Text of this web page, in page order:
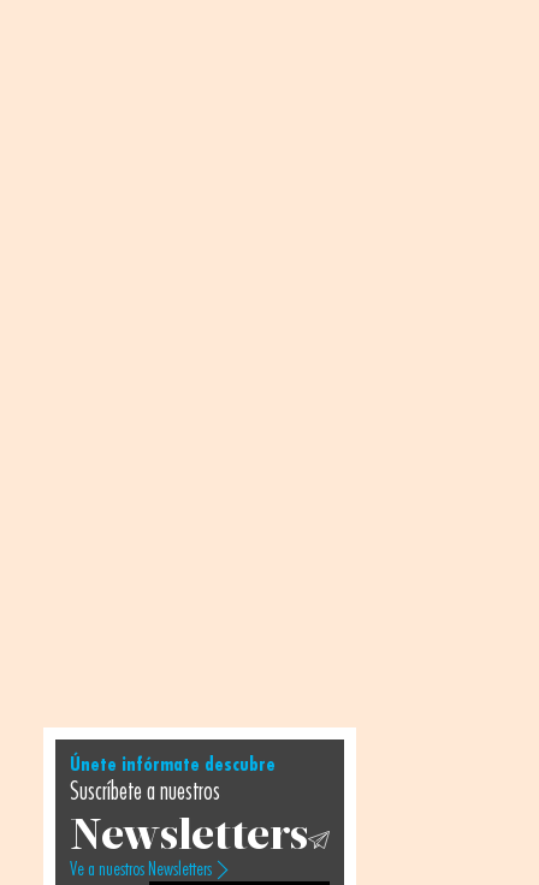
Únete infórmate descubre
Suscríbete a nuestros
Newsletters
Ve a nuestros Newsletters